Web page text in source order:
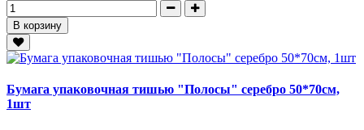
В корзину
Бумага упаковочная тишью "Полосы" серебро 50*70см,
1шт